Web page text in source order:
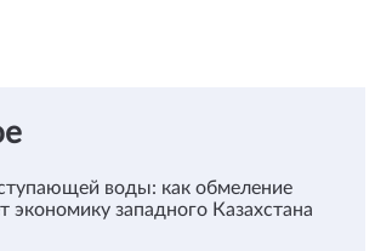
воды: как обмеление
экономику западного Казахстана